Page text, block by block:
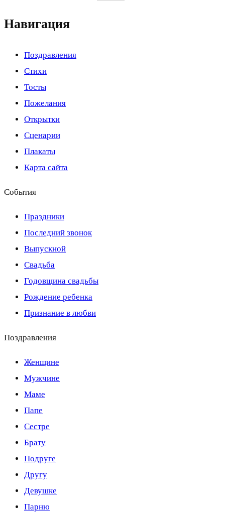
Навигация
Поздравления
Стихи
Тосты
Пожелания
Открытки
Сценарии
Плакаты
Карта сайта
События
Праздники
Последний звонок
Выпускной
Свадьба
Годовщина свадьбы
Рождение ребенка
Признание в любви
Поздравления
Женщине
Мужчине
Маме
Папе
Сестре
Брату
Подруге
Другу
Девушке
Парню